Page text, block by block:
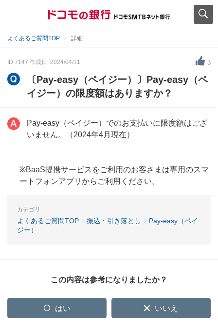
よくあるご質問TOP 詳細
ID:7147 作成日: 2024/04/11 3
〔Pay-easy（ペイジー）〕Pay-easy（ペ
イジー）の限度額はありますか？
Pay-easy（ペイジー）でのお支払いに限度額はござ
いません。（2024年4月現在）
※BaaS提携サービスをご利用のお客さまは専用のスマ
ートフォンアプリからご利用ください。
カテゴリ
よくあるご質問TOP 振込・引き落とし
Pay-easy（ペイ
ジー）
この内容は参考になりましたか？
はい いいえ